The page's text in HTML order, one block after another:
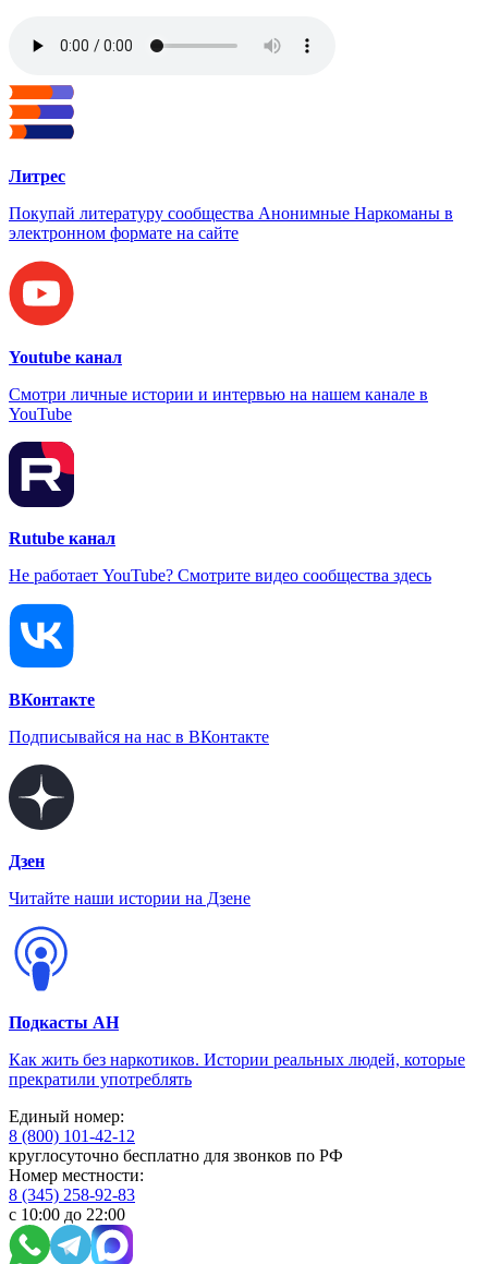
Литрес
Покупай литературу сообщества Анонимные Наркоманы в
электронном формате на сайте
Youtube канал
Смотри личные истории и интервью на нашем канале в
YouTube
Rutube канал
Не работает YouTube? Смотрите видео сообщества здесь
ВКонтакте
Подписывайся на нас в ВКонтакте
Дзен
Читайте наши истории на Дзене
Подкасты АН
Как жить без наркотиков. Истории реальных людей, которые
прекратили употреблять
Единый номер:
8 (800) 101-42-12
круглосуточно бесплатно для звонков по РФ
Номер местности:
8 (345) 258-92-83
с 10:00 до 22:00